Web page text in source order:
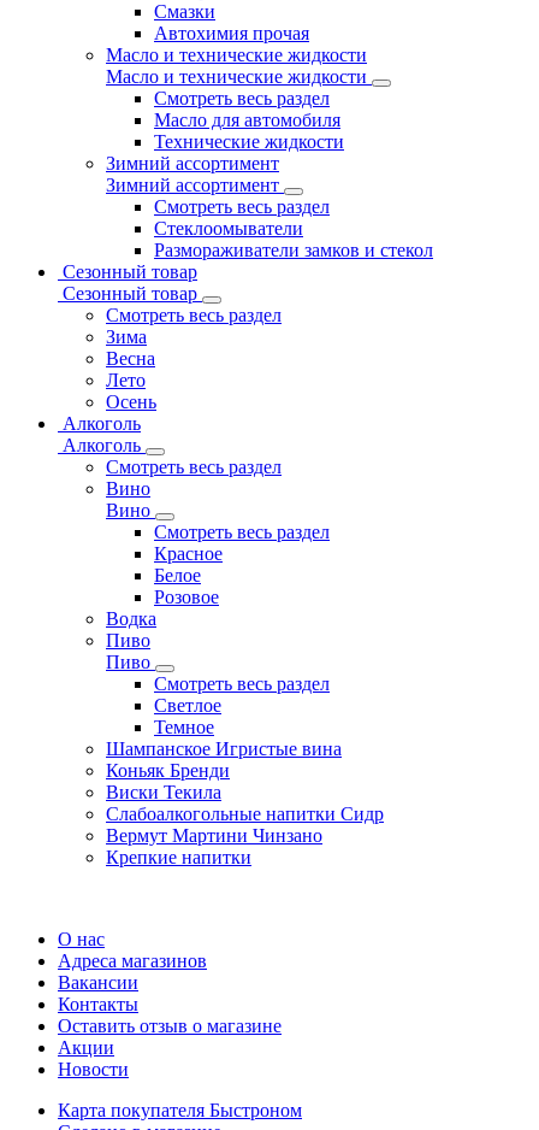
Смазки
Автохимия прочая
Масло и технические жидкости
Масло и технические жидкости
Смотреть весь раздел
Масло для автомобиля
Технические жидкости
Зимний ассортимент
Зимний ассортимент
Смотреть весь раздел
Стеклоомыватели
Размораживатели замков и стекол
Сезонный товар
Сезонный товар
Смотреть весь раздел
Зима
Весна
Лето
Осень
Алкоголь
Алкоголь
Смотреть весь раздел
Вино
Вино
Смотреть весь раздел
Красное
Белое
Розовое
Водка
Пиво
Пиво
Смотреть весь раздел
Cветлое
Темное
Шампанское Игристые вина
Коньяк Бренди
Виски Текила
Слабоалкогольные напитки Сидр
Вермут Мартини Чинзано
Крепкие напитки
О нас
Адреса магазинов
Вакансии
Контакты
Оставить отзыв о магазине
Акции
Новости
Карта покупателя Быстроном